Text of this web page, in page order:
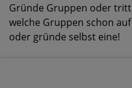
Gründe Gruppen oder
welche Gruppen schon
oder gründe selbst eine!